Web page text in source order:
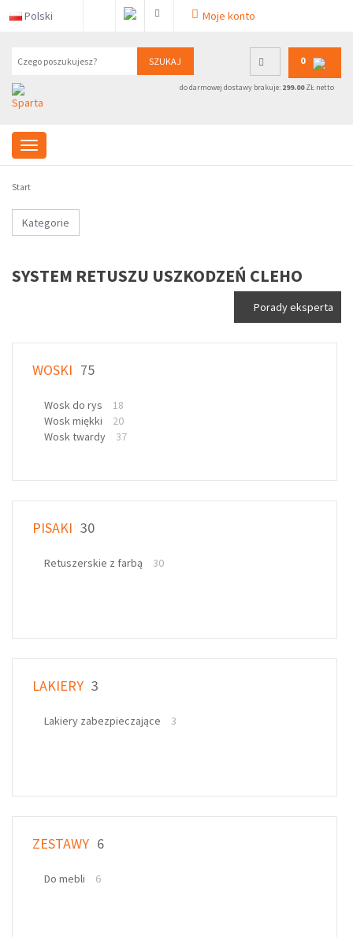
Polski Moje konto
SZUKAJ 0
do darmowej dostawy brakuje: 299.00ZŁ netto
Start
Kategorie
SYSTEM RETUSZU USZKODZEŃ CLEHO
Porady eksperta
WOSKI 75
Wosk do rys
18
Wosk miękki
20
Wosk twardy
37
PISAKI 30
Retuszerskie z farbą 30
LAKIERY 3
Lakiery zabezpieczające 3
ZESTAWY 6
Do mebli 6